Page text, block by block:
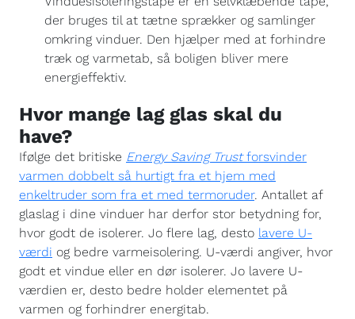
der bruges til at tætne sprækker og samlinger
omkring vinduer. Den hjælper med at forhindre
træk og varmetab, så boligen bliver mere
energieffektiv.
Hvor mange lag glas skal du
have?
Ifølge det britiske Energy Saving Trustforsvinder
varmen dobbelt så hurtigt fra et hjem med
enkeltruder som fra et med termoruder. Antallet af
glaslag i dine vinduer har derfor stor betydning for,
hvor godt de isolerer. Jo flere lag, desto lavere U-
værdi og bedre varmeisolering. U-værdi angiver, hvor
godt et vindue eller en dør isolerer. Jo lavere U-
værdien er, desto bedre holder elementet på
varmen og forhindrer energitab.